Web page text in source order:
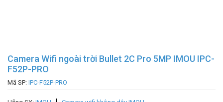
Camera Wifi ngoài trời Bullet 2C Pro 5MP IMOU IPC-
F52P-PRO
Mã SP: IPC-F52P-PRO